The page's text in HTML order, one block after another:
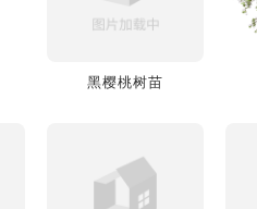
黑樱桃树苗